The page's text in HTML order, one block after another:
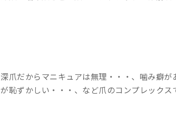
深爪だからマニキュアは無理・・・、噛み癖
が恥ずかしい・・・、など爪のコンプレック